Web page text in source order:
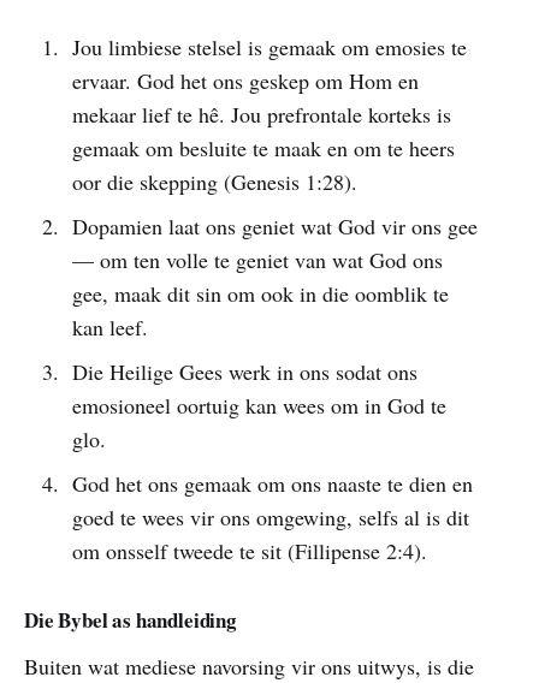
Jou limbiese stelsel is gemaak om emosies te
ervaar. God het ons geskep om Hom en
mekaar lief te hê. Jou prefrontale korteks is
gemaak om besluite te maak en om te heers
oor die skepping (Genesis 1:28).
Dopamien laat ons geniet wat God vir ons gee
— om ten volle te geniet van wat God ons
gee, maak dit sin om ook in die oomblik te
kan leef.
Die Heilige Gees werk in ons sodat ons
emosioneel oortuig kan wees om in God te
glo.
God het ons gemaak om ons naaste te dien en
goed te wees vir ons omgewing, selfs al is dit
om onsself tweede te sit (Fillipense 2:4).
Die Bybel as handleiding
Buiten wat mediese navorsing vir ons uitwys, is die